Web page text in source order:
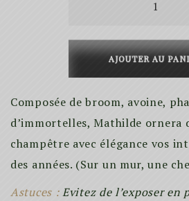
Mathilde
AJOUTER AU
Composée de broom, avoine,
d’immortelles, Mathilde ornera
champêtre avec élégance vos
des années. (Sur un mur, une
Astuces : Evitez de l’exposer